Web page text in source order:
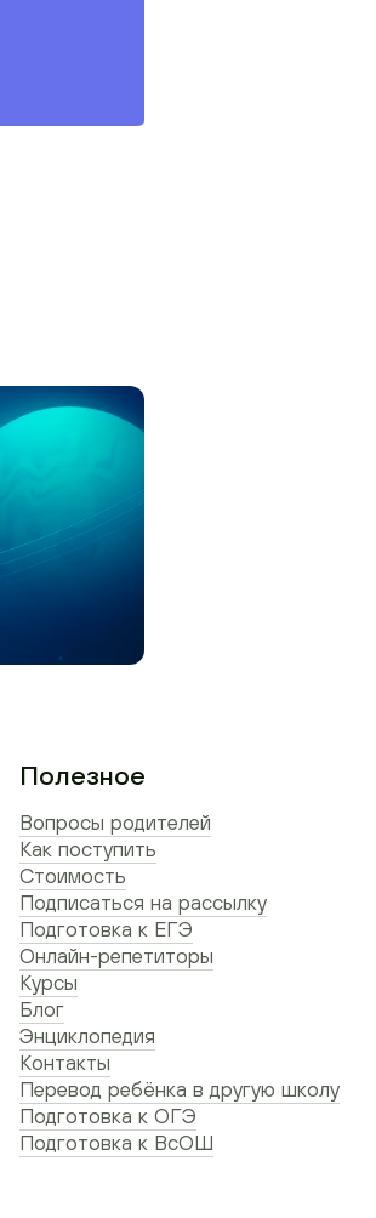
Полезное
Вопросы родителей
Как поступить
Стоимость
Подписаться на рассылку
Подготовка к ЕГЭ
Онлайн-репетиторы
Курсы
Блог
Энциклопедия
Контакты
Перевод ребёнка в другую школу
Подготовка к ОГЭ
Подготовка к ВсОШ